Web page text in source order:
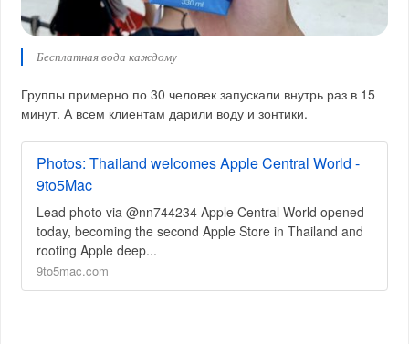
Бесплатная вода каждому
Группы примерно по 30 человек запускали внутрь раз в 15
минут. А всем клиентам дарили воду и зонтики.
Photos: Thailand welcomes Apple Central World -
9to5Mac
Lead photo via @nn744234 Apple Central World opened
today, becoming the second Apple Store in Thailand and
rooting Apple deep...
9to5mac.com